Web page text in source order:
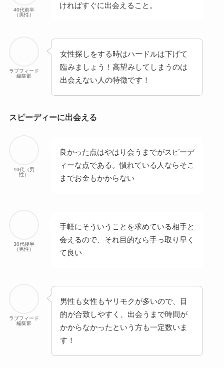
40代前半
（男性）
ければすぐに出会えること。
ラブフィード
編集部
女性探しをする時はハードルは下げて
臨みましょう！高望みしてしまうのは
出会えない人の特徴です！
スピーディーに出会える
10代（男
性）
良かった点はやはり会うまでがスピーデ
ィーな点である。慣れている人ならそこ
までお金もかからない
30代後半
（男性）
手軽にそういうことを求めている相手と
会えるので、それ目的なら手っ取り早く
て良い
ラブフィード
編集部
男性も女性もヤリモクが多いので、目
的が合致しやすく、出会うまで時間が
かからなかったという方も一定数いま
す！